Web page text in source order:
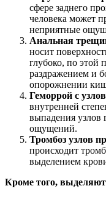
сфере заднего
человека может
неприятные
Анальная
носит
глубоко, по этой
раздражением и
опорожнении
Геморрой с
внутренней
выпадения
ощущений.
Тромбоз узлов
происходит
выделением
Кроме того, выделяют